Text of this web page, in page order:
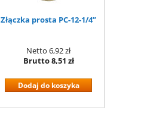
Złączka prosta PC-12-1/4”
Netto 6,92 zł
Brutto8,51 zł
Dodaj do koszyka